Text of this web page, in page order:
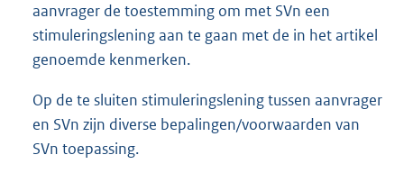
aanvrager de toestemming om met SVn een
stimuleringslening aan te gaan met de in het artikel
genoemde kenmerken.
Op de te sluiten stimuleringslening tussen aanvrager
en SVn zijn diverse bepalingen/voorwaarden van
SVn toepassing.